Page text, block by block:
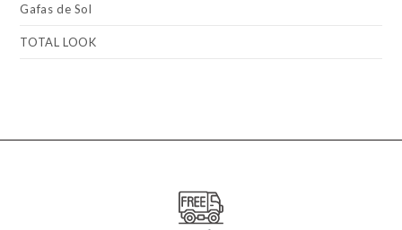
Gafas de Sol
TOTAL LOOK